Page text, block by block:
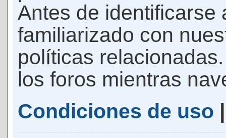
Antes de identificarse
familiarizado con
políticas
los foros mientras
Condiciones de uso